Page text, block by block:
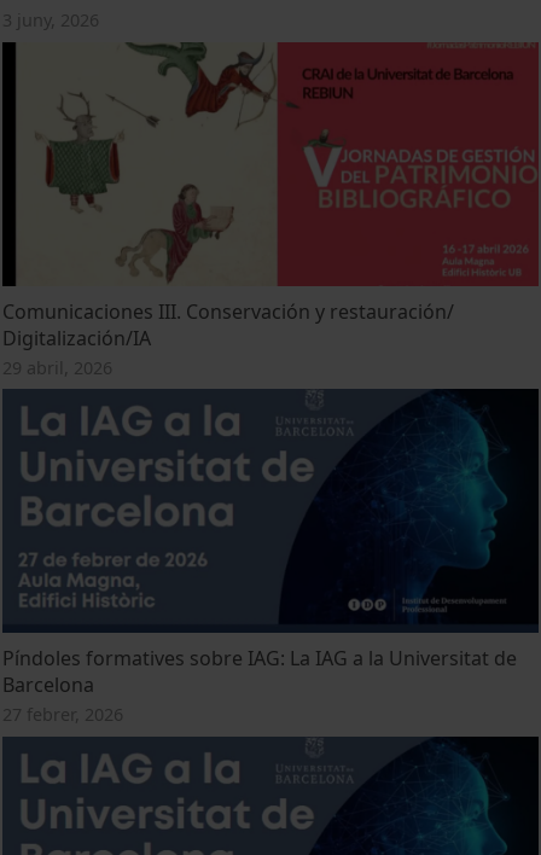
3 juny, 2026
Comunicaciones III. Conservación y restauración/
Digitalización/IA
29 abril, 2026
Píndoles formatives sobre IAG: La IAG a la Universitat de
Barcelona
27 febrer, 2026